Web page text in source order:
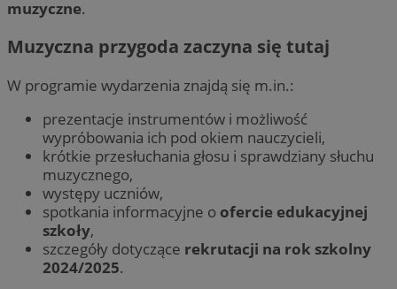
muzyczne.
Muzyczna przygoda zaczyna się tutaj
W programie wydarzenia znajdą się m.in.:
prezentacje instrumentów i możliwość
wypróbowania ich pod okiem nauczycieli,
krótkie przesłuchania głosu i sprawdziany słuchu
muzycznego,
występy uczniów,
spotkania informacyjne o ofercie edukacyjnej
szkoły,
szczegóły dotyczące rekrutacji na rok szkolny
2024/2025.